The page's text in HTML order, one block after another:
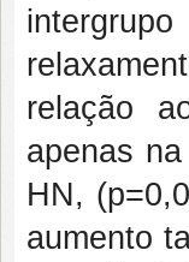
relação
apenas
HN,
aumento